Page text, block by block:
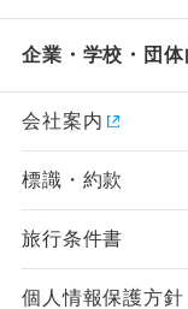
企業・学校・団
会社案内
標識・約款
旅行条件書
個人情報保護方針